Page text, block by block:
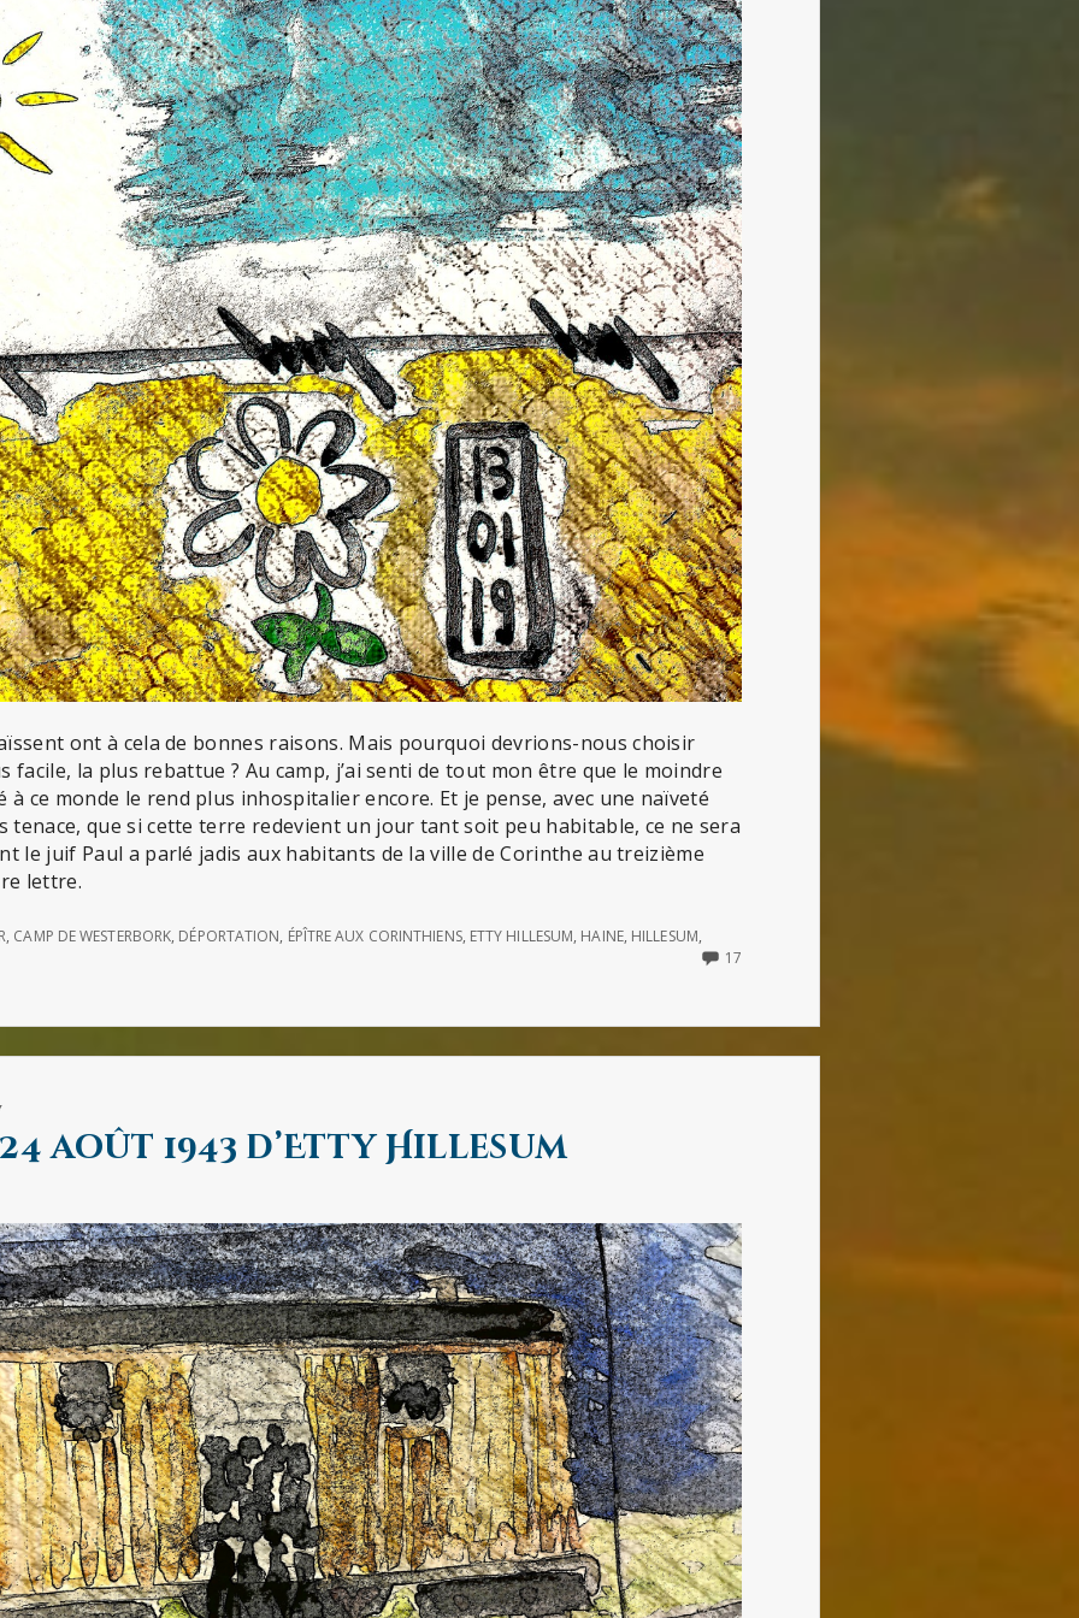
ont à cela de bonnes raisons. Mais pourquoi devrions-nous choisir
facile, la plus rebattue ? Au camp, j’ai senti de tout mon être que le moindre
à ce monde le rend plus inhospitalier encore. Et je pense, avec une naïveté
tenace, que si cette terre redevient un jour tant soit peu habitable, ce ne sera
le juif Paul a parlé jadis aux habitants de la ville de Corinthe au treizième
lettre.
, CAMP DE WESTERBORK, DÉPORTATION, ÉPÎTRE AUX CORINTHIENS, ETTY HILLESUM, HAINE, HILLESUM,
1717
ATOME
REND
PLUS
INHOSPITALIER
ENCORE
août 1943 d’Etty Hillesum